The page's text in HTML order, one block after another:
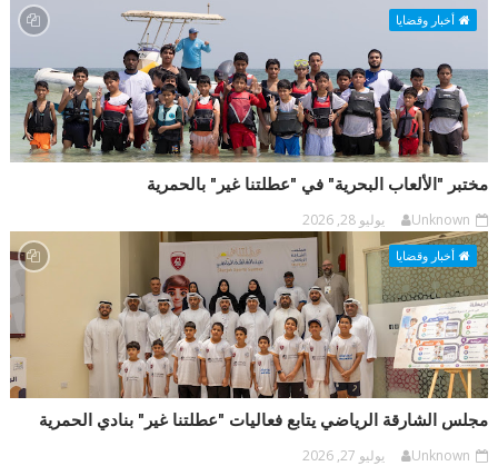
أخبار وقضايا
مختبر "الألعاب البحرية" في "عطلتنا غير" بالحمرية
Unknown يوليو 28, 2026
أخبار وقضايا
مجلس الشارقة الرياضي يتابع فعاليات "عطلتنا غير" بنادي الحمرية
Unknown يوليو 27, 2026